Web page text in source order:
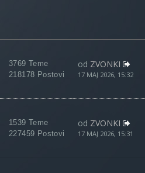
3769 Teme
218178 Postovi
od ZVONKI
17 MAJ 2026, 15:32
1539 Teme
227459 Postovi
od ZVONKI
17 MAJ 2026, 15:31